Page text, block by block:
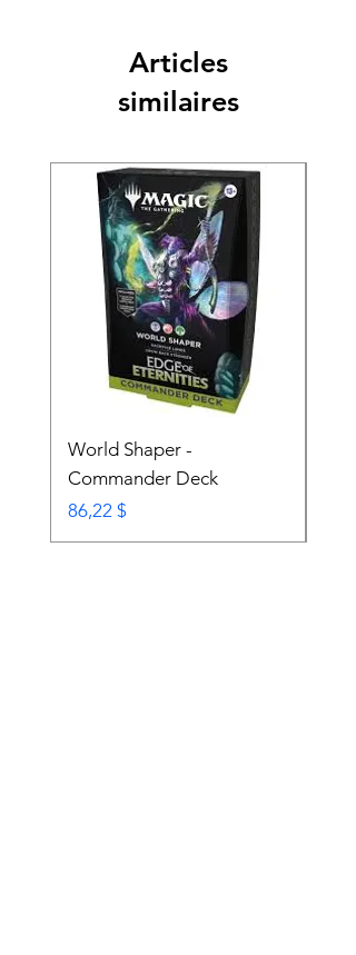
Articles
similaires
World Shaper -
Commander Deck
Prix
86,22 $